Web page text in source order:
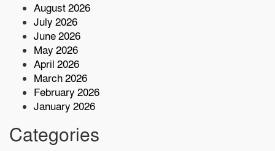
শরণখোলায় মাদকবিরোধী সাঁড়াশি অভিযান
August 2026
July 2026
June 2026
May 2026
April 2026
March 2026
February 2026
January 2026
Categories